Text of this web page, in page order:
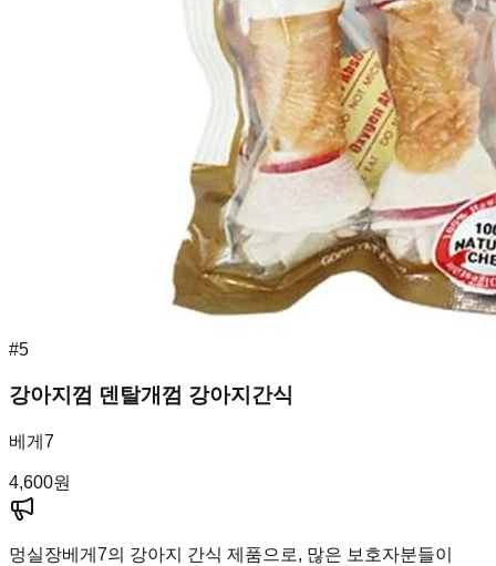
#5
강아지껌 덴탈개껌 강아지간식
베게7
4,600원
멍실장베게7의 강아지 간식 제품으로, 많은 보호자분들이